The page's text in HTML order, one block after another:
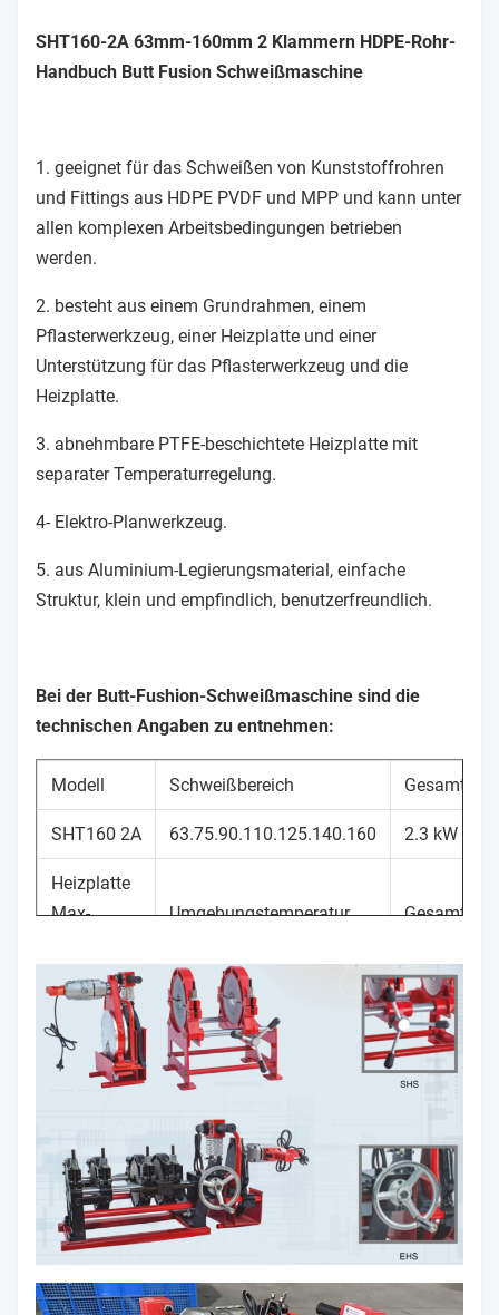
SHT160-2A 63mm-160mm 2 Klammern HDPE-Rohr-
Handbuch Butt Fusion Schweißmaschine
1. geeignet für das Schweißen von Kunststoffrohren
und Fittings aus HDPE PVDF und MPP und kann unter
allen komplexen Arbeitsbedingungen betrieben
werden.
2. besteht aus einem Grundrahmen, einem
Pflasterwerkzeug, einer Heizplatte und einer
Unterstützung für das Pflasterwerkzeug und die
Heizplatte.
3. abnehmbare PTFE-beschichtete Heizplatte mit
separater Temperaturregelung.
4- Elektro-Planwerkzeug.
5. aus Aluminium-Legierungsmaterial, einfache
Struktur, klein und empfindlich, benutzerfreundlich.
Bei der Butt-Fushion-Schweißmaschine sind die
technischen Angaben zu entnehmen:
Modell Schweißbereich
SHT160 2A 63.75.90.110.125.140.160 2.3 kW
Heizplatte
Max-
Umgebungstemperatur
270°C -5 bis 40 °C 46 kg